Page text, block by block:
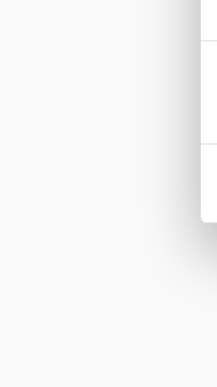
s